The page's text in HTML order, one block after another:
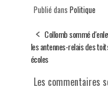
Publié dans Politique
Collomb sommé
les antennes-relais des
écoles
Les commentaires